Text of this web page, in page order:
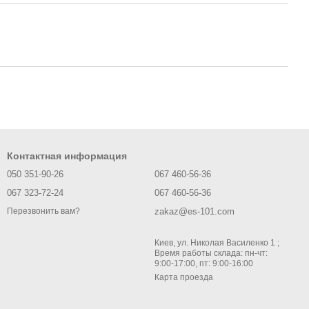
Контактная информация
050 351-90-26
067 323-72-24
Перезвонить вам?
067 460-56-36
067 460-56-36
zakaz@es-101.com
Киев, ул. Николая Василенко 1 ;
Время работы склада: пн-чт:
9:00-17:00, пт: 9:00-16:00
Карта проезда